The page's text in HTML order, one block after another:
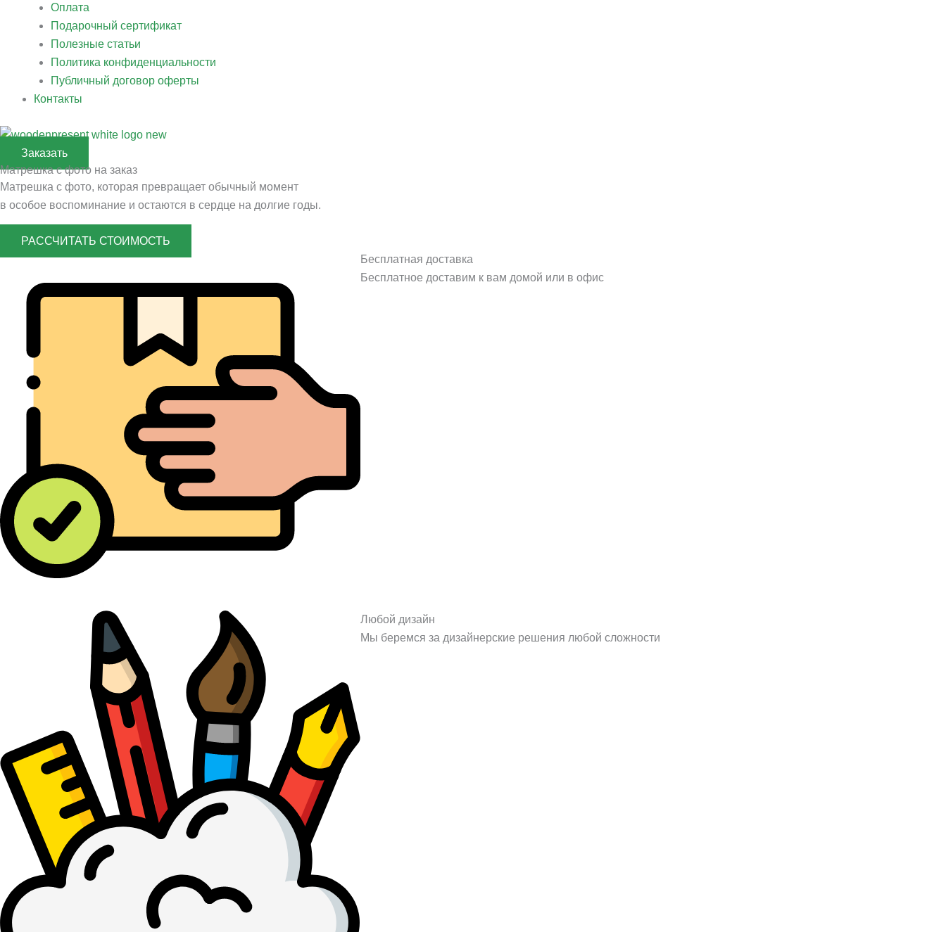
Оплата
Подарочный сертификат
Полезные статьи
Политика конфиденциальности
Публичный договор оферты
Контакты
Заказать
Матрешка с фото на заказ
Матрешка с фото, которая превращает обычный момент
в особое воспоминание и остаются в сердце на долгие годы.
РАССЧИТАТЬ СТОИМОСТЬ
Бесплатная доставка
Бесплатное доставим к вам домой или в офис
Любой дизайн
Мы беремся за дизайнерские решения любой сложности